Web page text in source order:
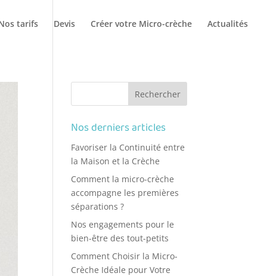
tarifs Devis Créer votre Micro-crèche Actualités
Nos derniers articles
Favoriser la Continuité entre
la Maison et la Crèche
Comment la micro-crèche
accompagne les premières
séparations ?
Nos engagements pour le
bien-être des tout-petits
Comment Choisir la Micro-
Crèche Idéale pour Votre